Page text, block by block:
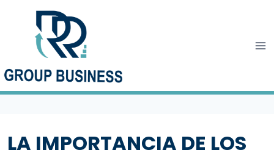
contenido
LA IMPORTANCIA DE LOS